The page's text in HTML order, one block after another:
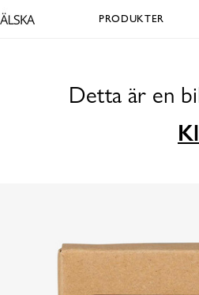
PRODUKTER
Detta är en